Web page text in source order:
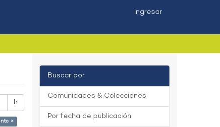
Ingresar
Ir
×
Buscar por
Comunidades & Colecciones
Por fecha de publicación